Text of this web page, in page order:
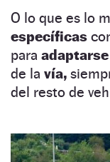
O lo que es lo
específicas
para adaptarse
de la vía,
del resto de